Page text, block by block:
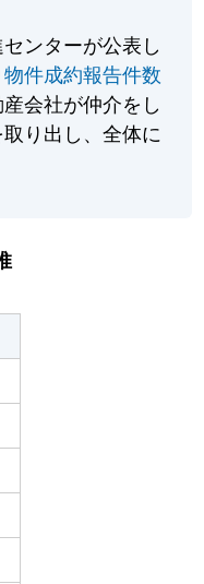
ンターが公表し
件成約報告件数
会社が仲介をし
り出し、全体に